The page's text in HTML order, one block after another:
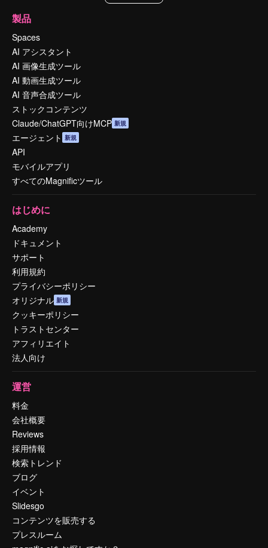
製品
Spaces
AI アシスタント
AI 画像生成ツール
AI 動画生成ツール
AI 音声合成ツール
ストックコンテンツ
Claude/ChatGPT向けMCP 新規
エージェント 新規
API
モバイルアプリ
すべてのMagnificツール
はじめに
Academy
ドキュメント
サポート
利用規約
プライバシーポリシー
オリジナル 新規
クッキーポリシー
トラストセンター
アフィリエイト
法人向け
運営
料金
会社概要
Reviews
採用情報
検索トレンド
ブログ
イベント
Slidesgo
コンテンツを販売する
プレスルーム